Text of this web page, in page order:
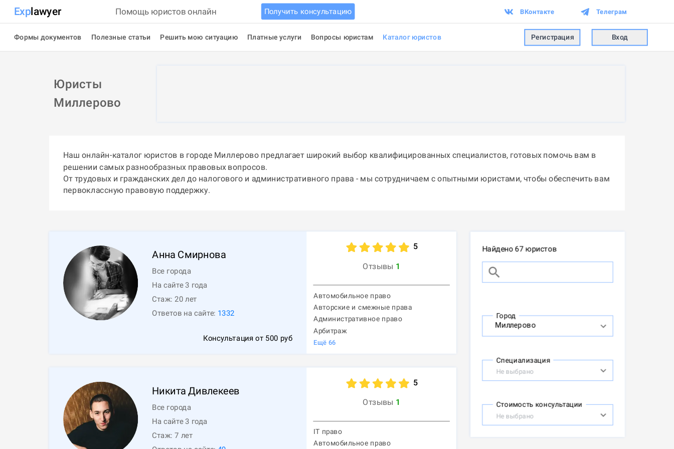
Explawyer Помощь юристов онлайн Получить консультацию ВКонтакте Телеграм
Формы документов Полезные статьи Решить мою ситуацию Платные услуги Вопросы юристам Каталог юристов Регистрация Вход
Юристы
Миллерово
Наш онлайн-каталог юристов в городе Миллерово предлагает широкий выбор квалифицированных специалистов, готовых помочь вам в
решении самых разнообразных правовых вопросов.
От трудовых и гражданских дел до налогового и административного права - мы сотрудничаем с опытными юристами, чтобы обеспечить вам
первоклассную правовую поддержку.
Анна Смирнова
Все города
На сайте 3 года
Стаж: 20 лет
Ответов на сайте: 1332
Консультация от 500 руб
5
Отзывы 1
Автомобильное право
Авторские и смежные права
Административное право
Арбитраж
Ещё 66
Никита Дивлекеев
Все города
На сайте 3 года
Стаж:7 лет
5
Отзывы 1
IT право
Автомобильное право
Найдено 67 юристов
Город
Специализация
Не выбрано
Стоимость консультации
Не выбрано